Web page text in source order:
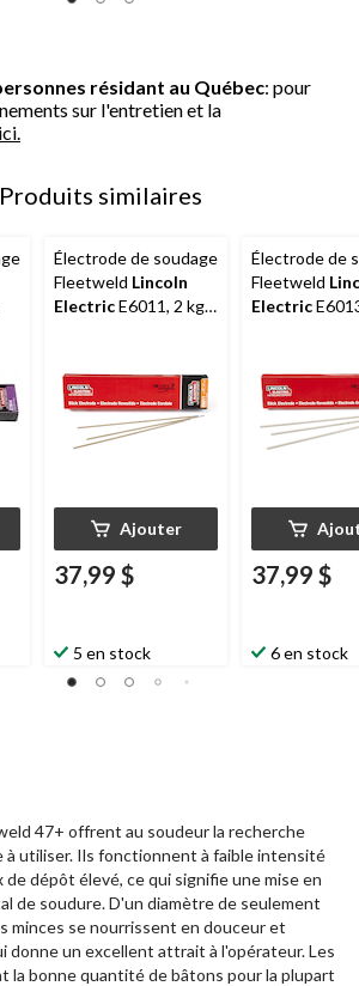
résidant au Québec: pour
sur l'entretien et la
Produits similaires
Électrode de soudage
Fleetweld Lincoln
ElectricE6011, 2 kg,
Ajouter
37,99 $
5 en stock
Électrode de
Fleetweld
Electric
37,99 $
6 en stock
47+ offrent au soudeur la recherche
à utiliser. Ils fonctionnent à faible intensité
dépôt élevé, ce qui signifie une mise en
de soudure. D'un diamètre de seulement
minces se nourrissent en douceur et
donne un excellent attrait à l'opérateur. Les
la bonne quantité de bâtons pour la plupart